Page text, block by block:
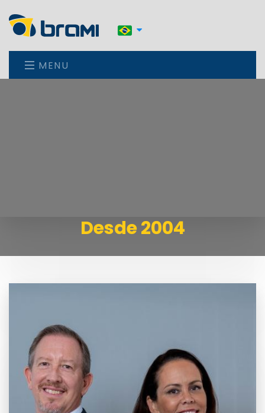
MENU
Desde 2004
20 anos de
Mercado e
Inovação